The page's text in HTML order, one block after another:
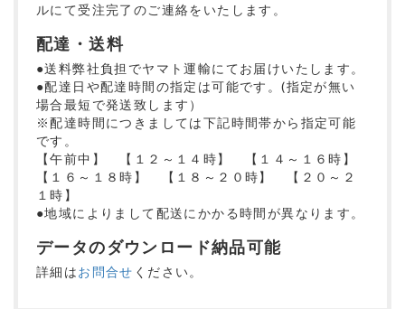
ルにて受注完了のご連絡をいたします。
配達・送料
●送料弊社負担でヤマト運輸にてお届けいたします。
●配達日や配達時間の指定は可能です。(指定が無い
場合最短で発送致します）
※配達時間につきましては下記時間帯から指定可能
です。
【午前中】 【１２～１４時】 【１４～１６時】
【１６～１８時】 【１８～２０時】 【２０～２
１時】
●地域によりまして配送にかかる時間が異なります。
データのダウンロード納品可能
詳細はお問合せ ください。